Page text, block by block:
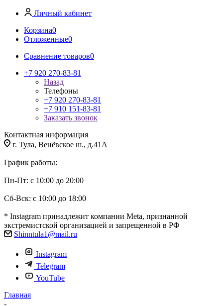
Личный кабинет
Корзина0
Отложенные0
Сравнение товаров0
+7 920 270-83-81
Назад
Телефоны
+7 920 270-83-81
+7 910 151-83-81
Заказать звонок
Контактная информация
г. Тула, Венёвское ш., д.41А
График работы:
Пн-Пт: с 10:00 до 20:00
Сб-Вск: с 10:00 до 18:00
* Instagram принадлежит компании Meta, признанной
экстремистской организацией и запрещенной в РФ
Shinntula1@mail.ru
Instagram
Telegram
YouTube
Главная
-